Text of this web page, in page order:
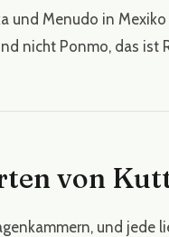
und Menudo in
nicht Ponmo, das ist
von
und jede